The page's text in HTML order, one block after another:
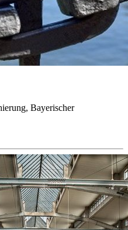
Bayerischer